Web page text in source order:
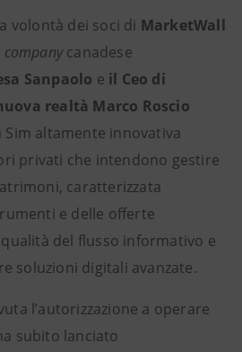
volontà dei soci di MarketWall
canadese
Sanpaolo e il Ceo di
realtà Marco Roscio
Sim altamente innovativa
privati che intendono gestire
caratterizzata
e delle offerte
del flusso informativo e
soluzioni digitali avanzate.
l’autorizzazione a operare
subito lanciato